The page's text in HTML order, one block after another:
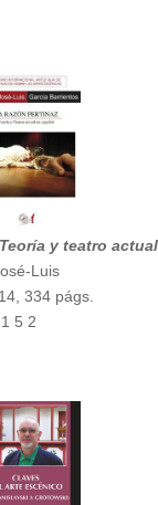
y teatro
Luis
334 págs.
5 2